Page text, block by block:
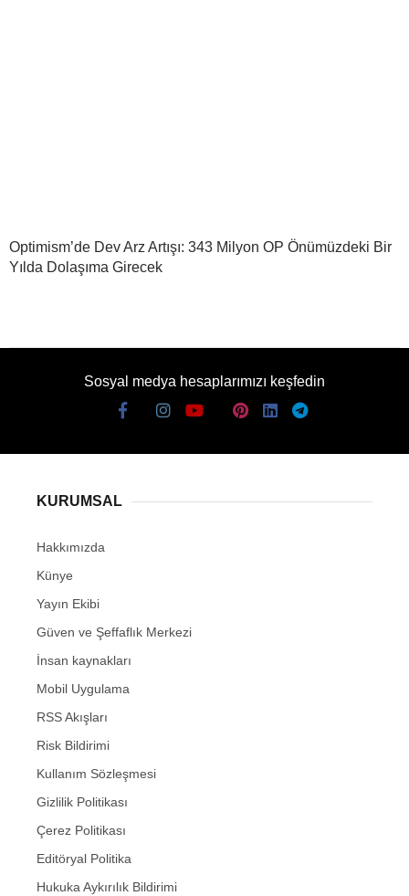
Optimism’de Dev Arz Artışı: 343 Milyon OP Önümüzdeki Bir
Yılda Dolaşıma Girecek
Sosyal medya hesaplarımızı keşfedin
KURUMSAL
Hakkımızda
Künye
Yayın Ekibi
Güven ve Şeffaflık Merkezi
İnsan kaynakları
Mobil Uygulama
RSS Akışları
Risk Bildirimi
Kullanım Sözleşmesi
Gizlilik Politikası
Çerez Politikası
Editöryal Politika
Hukuka Aykırılık Bildirimi